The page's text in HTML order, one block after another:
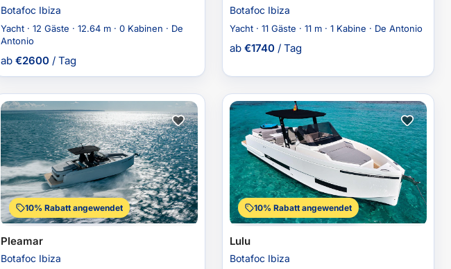
Botafoc Ibiza
Yacht · 12 Gäste · 12.64 m · 0 Kabinen · De
Antonio
ab €2600 / Tag
Botafoc Ibiza
Yacht · 11 Gäste · 11 m · 1 Kabine · De Antonio
ab €1740 / Tag
10% Rabatt angewendet
Pleamar
Botafoc Ibiza
10% Rabatt angewendet
Lulu
Botafoc Ibiza